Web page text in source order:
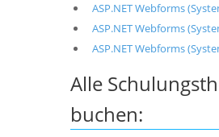
ASP.NET Webforms
ASP.NET Webforms
ASP.NET Webforms
Alle
buchen: